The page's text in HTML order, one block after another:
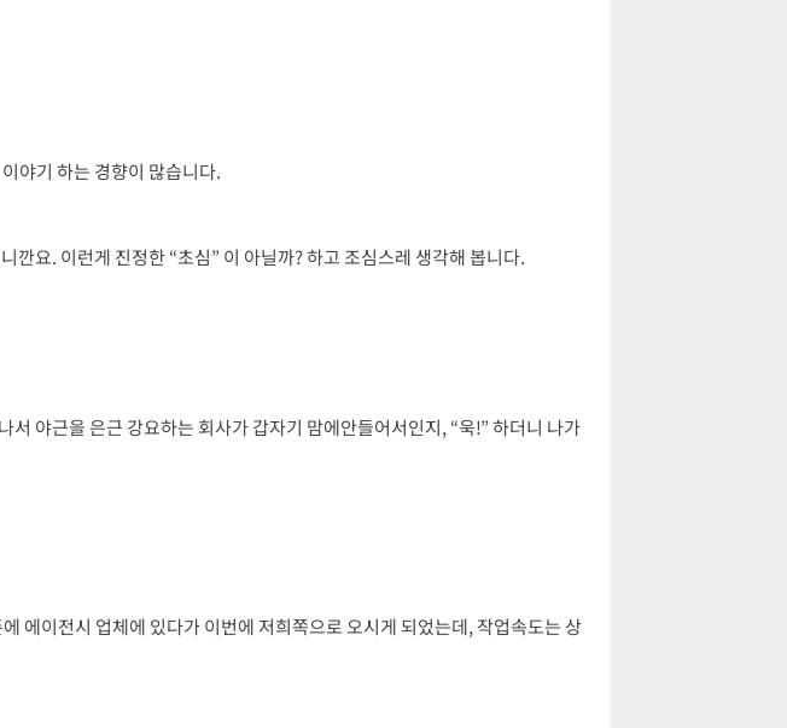
야기 하는 경향이 많습니다.
요. 이런게 진정한 “초심” 이 아닐까? 하고 조심스레 생각해 봅니다.
야근을 은근 강요하는 회사가 갑자기 맘에안들어서인지, “욱!” 하더니 나가
에이전시 업체에 있다가 이번에 저희쪽으로 오시게 되었는데, 작업속도는 상